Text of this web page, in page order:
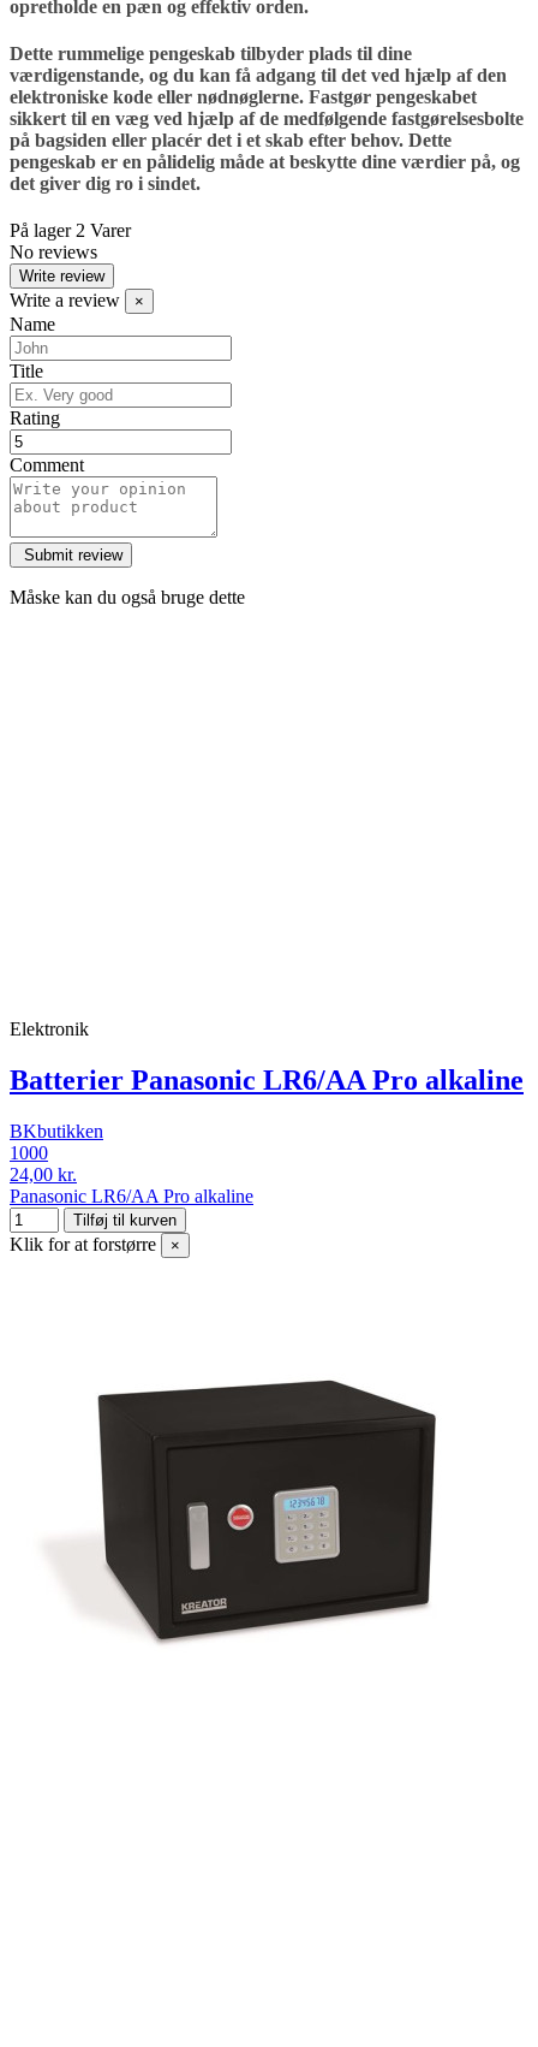
opretholde en pæn og effektiv orden.
Dette rummelige pengeskab tilbyder plads til dine
værdigenstande, og du kan få adgang til det ved hjælp af den
elektroniske kode eller nødnøglerne. Fastgør pengeskabet
sikkert til en væg ved hjælp af de medfølgende fastgørelsesbolte
på bagsiden eller placér det i et skab efter behov. Dette
pengeskab er en pålidelig måde at beskytte dine værdier på, og
det giver dig ro i sindet.
På lager 2 Varer
No reviews
Write review
Write a review ×
Name
Title
Rating
Comment
Måske kan du også bruge dette
Elektronik
Batterier Panasonic LR6/AA Pro alkaline
BKbutikken
1000
24,00 kr.
Panasonic LR6/AA Pro alkaline
Tilføj til kurven
Klik for at forstørre ×